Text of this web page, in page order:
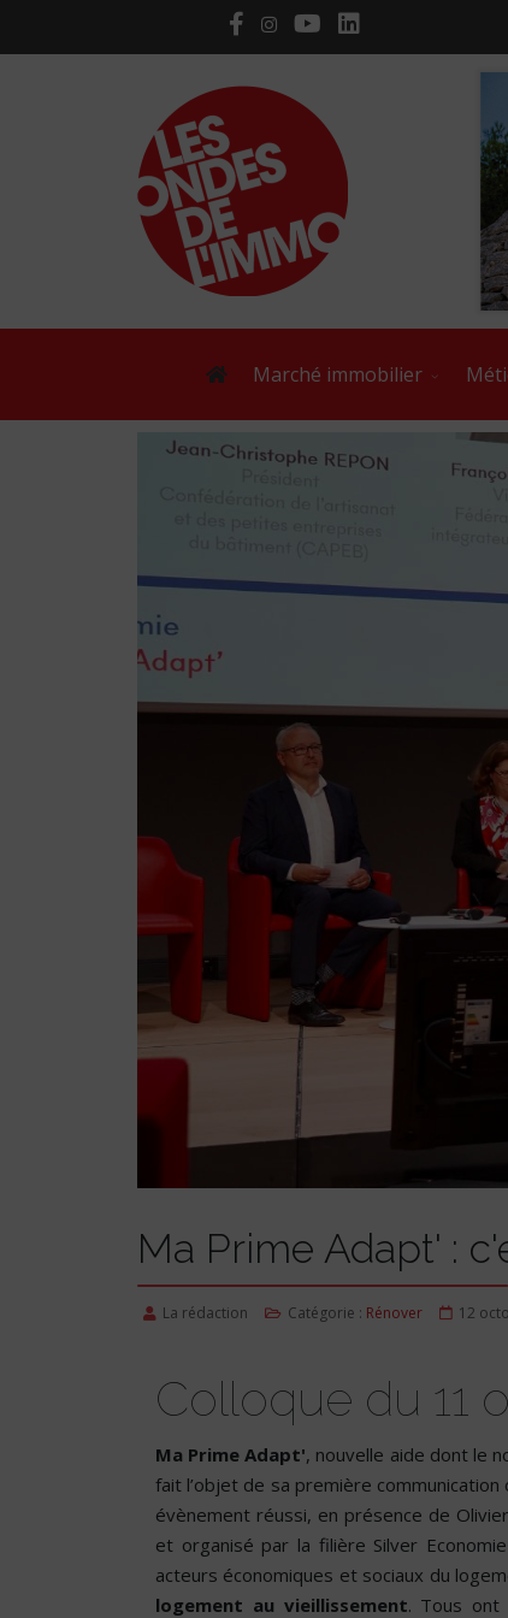
Marché immobilier
Ma Prime Adapt' :
La rédaction Catégorie : Rénover 12
Colloque du 11
Ma Prime Adapt', nouvelle aide dont le
fait l’objet de sa première
évènement réussi, en présence de
et organisé par la filière Silver
acteurs économiques et sociaux du
logement au vieillissement. Tous ont